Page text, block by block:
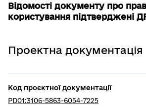
Відомості документу про
користування підтверджені
Проектна документація
Код проєктної документації
PD01:3106-5863-6054-7225